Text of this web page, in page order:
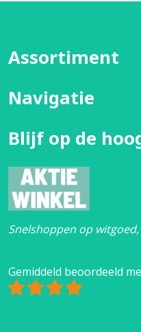
Assortiment
Navigatie
Blijf op de
Snelshoppen op
Gemiddeld beoordeeld